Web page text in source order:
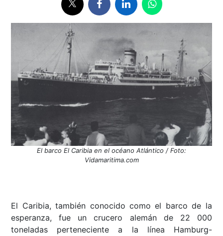
El barco El Caribia en el océano Atlántico / Foto:
Vidamaritima.com
El Caribia, también conocido como el barco de la
esperanza, fue un crucero alemán de 22 000
toneladas perteneciente a la línea Hamburg-